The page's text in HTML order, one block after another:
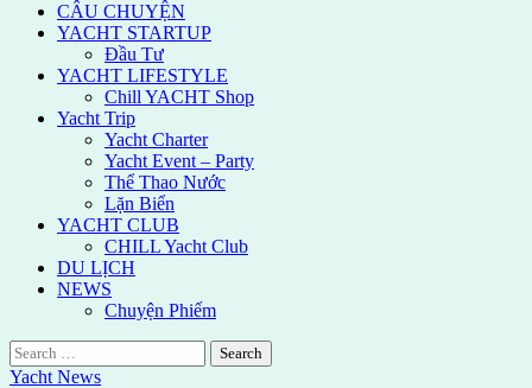
CÂU CHUYỆN
YACHT STARTUP
Đầu Tư
YACHT LIFESTYLE
Chill YACHT Shop
Yacht Trip
Yacht Charter
Yacht Event – Party
Thể Thao Nước
Lặn Biển
YACHT CLUB
CHILL Yacht Club
DU LỊCH
NEWS
Chuyện Phiếm
Search
for:
Yacht News